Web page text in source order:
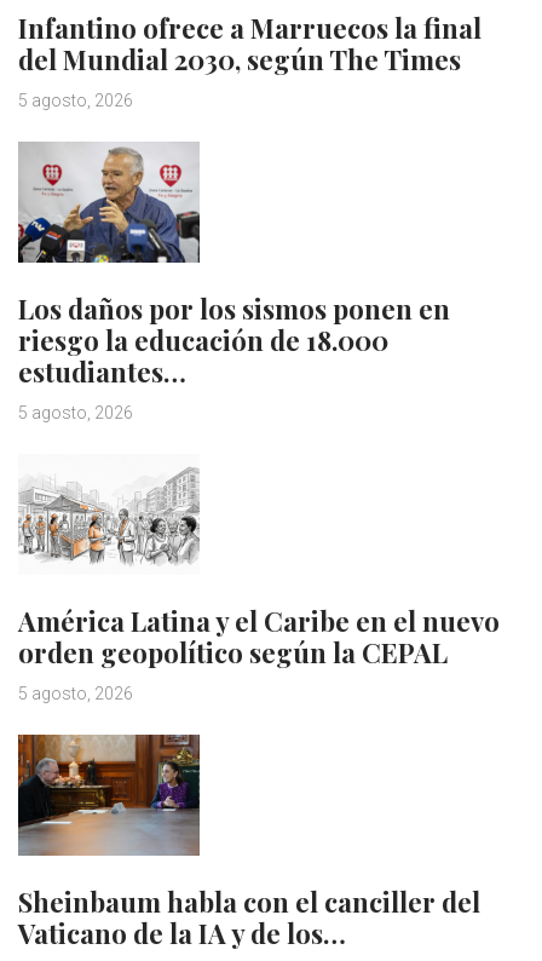
Infantino ofrece a Marruecos la final
del Mundial 2030, según The Times
5 agosto, 2026
Los daños por los sismos ponen en
riesgo la educación de 18.000
estudiantes…
5 agosto, 2026
América Latina y el Caribe en el nuevo
orden geopolítico según la CEPAL
5 agosto, 2026
Sheinbaum habla con el canciller del
Vaticano de la IA y de los…